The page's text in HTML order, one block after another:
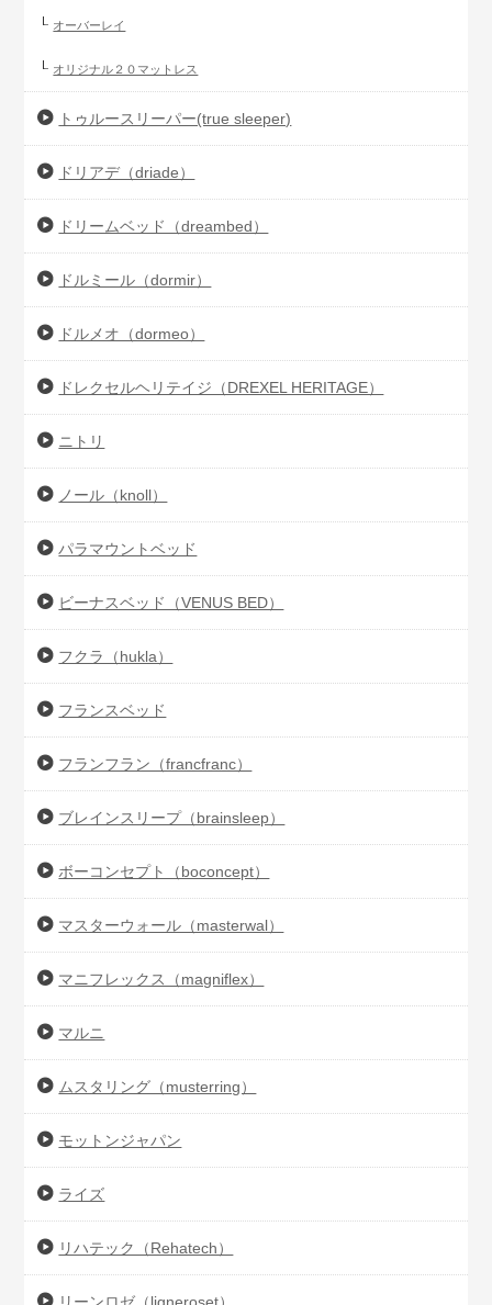
オーバーレイ
オリジナル２０マットレス
トゥルースリーパー(true sleeper)
ドリアデ（driade）
ドリームベッド（dreambed）
ドルミール（dormir）
ドルメオ（dormeo）
ドレクセルヘリテイジ（DREXEL HERITAGE）
ニトリ
ノール（knoll）
パラマウントベッド
ビーナスベッド（VENUS BED）
フクラ（hukla）
フランスベッド
フランフラン（francfranc）
ブレインスリープ（brainsleep）
ボーコンセプト（boconcept）
マスターウォール（masterwal）
マニフレックス（magniflex）
マルニ
ムスタリング（musterring）
モットンジャパン
ライズ
リハテック（Rehatech）